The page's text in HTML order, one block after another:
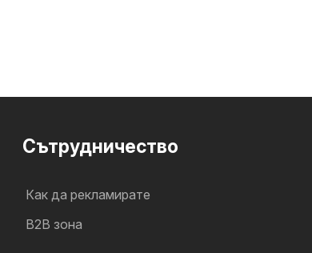
Cътрудничество
Как да рекламирате
B2B зона